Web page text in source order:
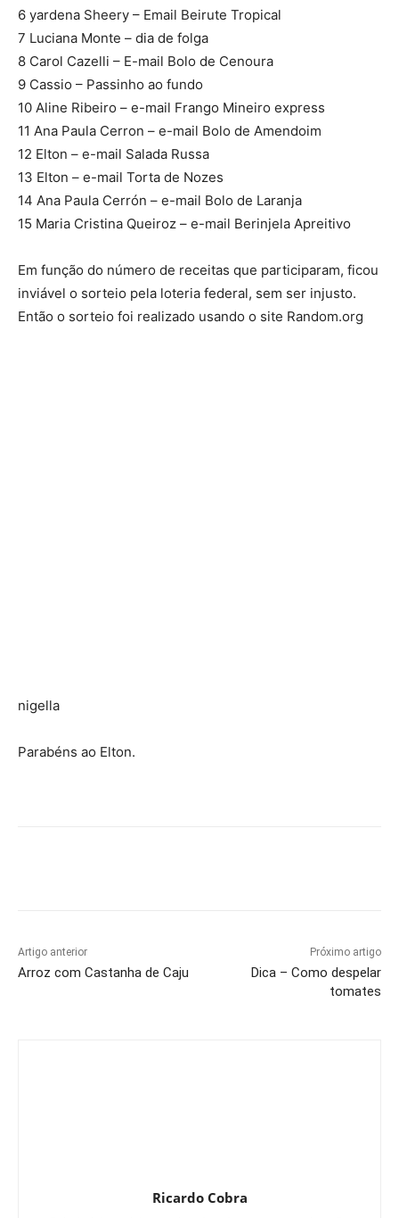
6 yardena Sheery – Email Beirute Tropical
7 Luciana Monte – dia de folga
8 Carol Cazelli – E-mail Bolo de Cenoura
9 Cassio – Passinho ao fundo
10 Aline Ribeiro – e-mail Frango Mineiro express
11 Ana Paula Cerron – e-mail Bolo de Amendoim
12 Elton – e-mail Salada Russa
13 Elton – e-mail Torta de Nozes
14 Ana Paula Cerrón – e-mail Bolo de Laranja
15 Maria Cristina Queiroz – e-mail Berinjela Apreitivo
Em função do número de receitas que participaram, ficou
inviável o sorteio pela loteria federal, sem ser injusto.
Então o sorteio foi realizado usando o site Random.org
nigella
Parabéns ao Elton.
Artigo anterior
Arroz com Castanha de Caju
Próximo artigo
Dica – Como despelar
tomates
Ricardo Cobra